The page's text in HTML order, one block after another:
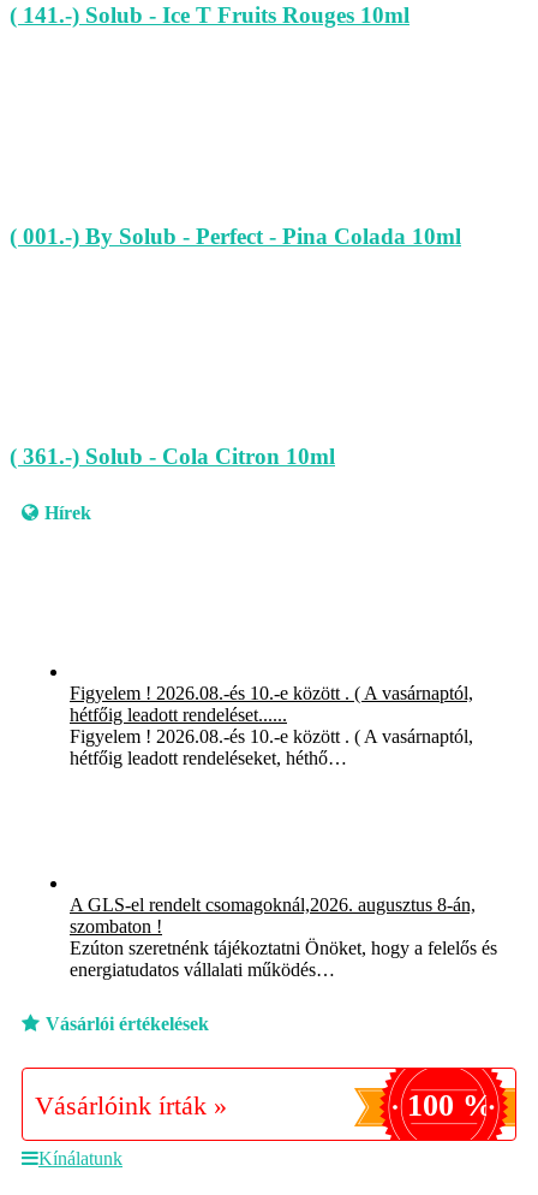
( 141.-) Solub - Ice T Fruits Rouges 10ml
( 001.-) By Solub - Perfect - Pina Colada 10ml
( 361.-) Solub - Cola Citron 10ml
Hírek
Figyelem ! 2026.08.-és 10.-e között . ( A vasárnaptól,
hétfőig leadott rendeléset......
Figyelem ! 2026.08.-és 10.-e között . ( A vasárnaptól,
hétfőig leadott rendeléseket, héthő…
A GLS-el rendelt csomagoknál,2026. augusztus 8-án,
szombaton !
Ezúton szeretnénk tájékoztatni Önöket, hogy a felelős és
energiatudatos vállalati működés…
Vásárlói értékelések
Vásárlóink írták » 100 %
Kínálatunk